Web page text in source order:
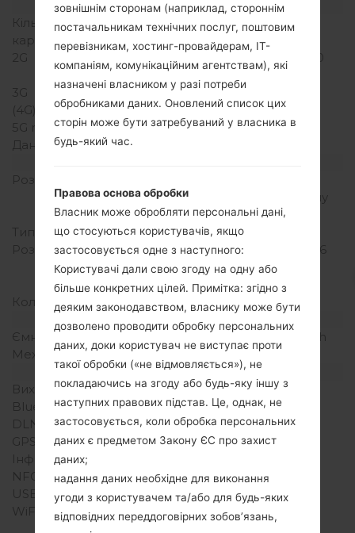
Мережа та дані
Кількість місць для сім
карт
1 Міні SIM
2G
GSM 850/900/1800/1900
3G
UMTS 900/2100 MHz
(4G) LTE
-
5G network
-
Дані
Розмір екрану
співвідношення екрану
до тіла)
Тип екрану
TFT
Розширення екрану
480 x 854 пікселів (~306
щільність пікселів на
дюйм)
Кольори екрану
256K кольорів
Акамулятор і клавіатура
Ємність акумулятора
Зємний Li-Ion 1000 mAh
Механічна клавіатура
-
Інтерфейси
Вихід для аудіо
-
Bluetooth
Версія 2.1, A2DP
DLNA
Ні
GPS
Так, A-GPS
Інфрачервоний порт
NFC
Ні
USB
microUSB 2.0 2.0
WiFi
Wi-Fi 802.11b/g
зовнішнім сторонам (наприклад, стороннім
постачальникам технічних послуг, поштовим
перевізникам, хостинг-провайдерам, ІТ-
компаніям, комунікаційним агентствам), які
назначені власником у разі потреби
обробниками даних. Оновлений список цих
сторін може бути затребуваний у власника в
будь-який час.
Правова основа обробки
Власник може обробляти персональні дані,
що стосуються користувачів, якщо
застосовується одне з наступного:
Користувачі дали свою згоду на одну або
більше конкретних цілей. Примітка: згідно з
деяким законодавством, власнику може бути
дозволено проводити обробку персональних
даних, доки користувач не виступає проти
такої обробки («не відмовляється»), не
покладаючись на згоду або будь-яку іншу з
наступних правових підстав. Це, однак, не
застосовується, коли обробка персональних
даних є предметом Закону ЄС про захист
даних;
надання даних необхідне для виконання
угоди з користувачем та/або для будь-яких
відповідних переддоговірних зобов’язань,